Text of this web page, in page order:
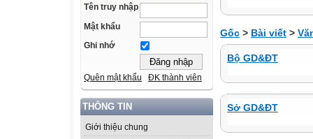
Tên truy nhập
Mật khẩu
Ghi nhớ
Quên mật khẩu ĐK thành viên
THÔNG TIN
Giới thiệu chung
Gốc > Bài viết >
Bộ GD&ĐT
Sở GD&ĐT